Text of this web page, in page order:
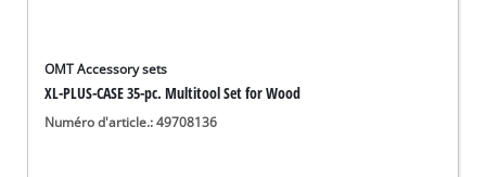
OMT Accessory sets
XL-PLUS-CASE 35-pc. Multitool Set for Wood
Numéro d'article.: 49708136